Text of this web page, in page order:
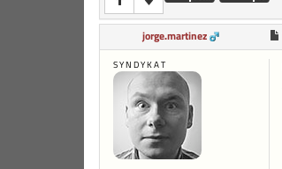
jorge.martinez
S Y N D Y K A T